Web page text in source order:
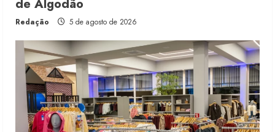
de Algodão
Redação 5 de agosto de 2026